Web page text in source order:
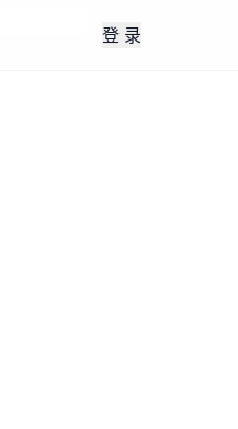
登 录
2026)